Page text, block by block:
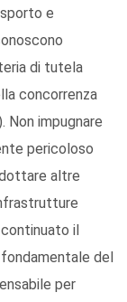
e
di tutela
concorrenza
Non impugnare
pericoloso
altre
il
del
per